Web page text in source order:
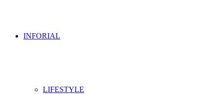
INFORIAL
LIFESTYLE